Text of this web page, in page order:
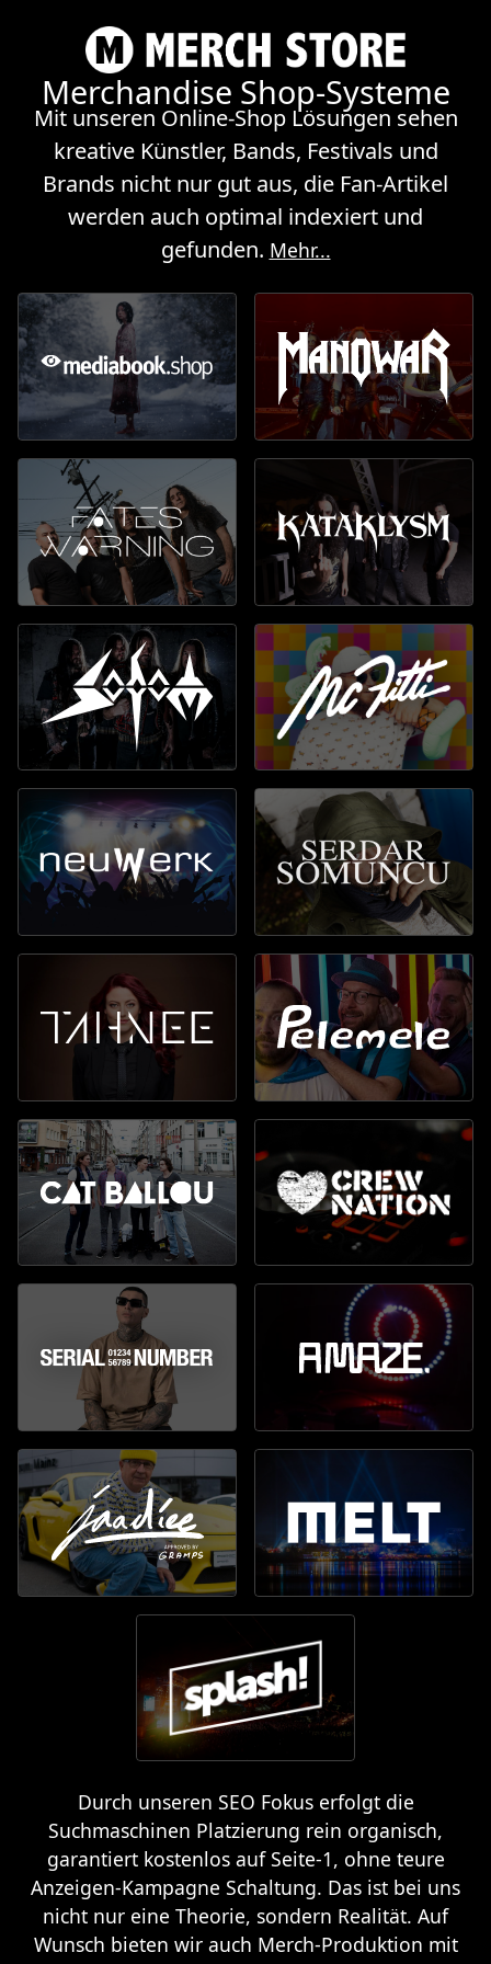
Merchandise Shop-Systeme
Mit unseren Online-Shop Lösungen sehen
kreative Künstler, Bands, Festivals und
Brands nicht nur gut aus, die Fan-Artikel
werden auch optimal indexiert und
gefunden. Mehr...
Durch unseren SEO Fokus erfolgt die
Suchmaschinen Platzierung rein organisch,
garantiert kostenlos auf Seite-1, ohne teure
Anzeigen-Kampagne Schaltung. Das ist bei uns
nicht nur eine Theorie, sondern Realität. Auf
Wunsch bieten wir auch Merch-Produktion mit